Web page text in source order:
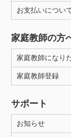
お支払いについ
家庭教師の方
家庭教師になり
家庭教師登録
サポート
お知らせ